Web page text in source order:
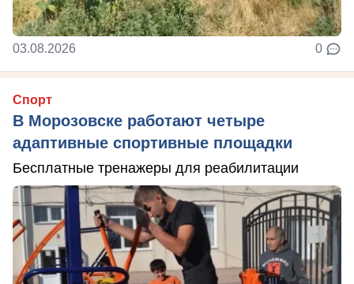
03.08.2026 0
Спорт
В Морозовске работают четыре
адаптивные спортивные площадки
Бесплатные тренажеры для реабилитации